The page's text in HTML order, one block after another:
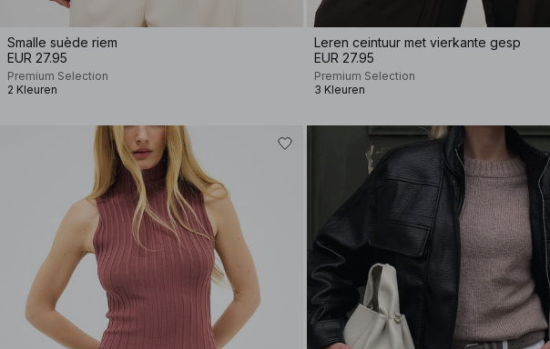
Smalle suède riem
EUR 27.95
Premium Selection
2 Kleuren
Leren ceintuur met vierkante gesp
EUR 27.95
Premium Selection
3 Kleuren